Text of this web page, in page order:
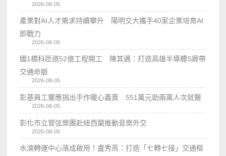
2026-08-05
產業對AI人才需求持續攀升 陽明交大攜手40家企業培育AI
即戰力
2026-08-05
國1橋科匝道52億工程開工 陳其邁：打造高雄半導體S廊帶
交通命脈
2026-08-05
彰基員工響應捐出手作暖心義賣 551萬元助兩萬人次就醫
2026-08-05
彰化市立管弦樂團赴紐西蘭推動音樂外交
2026-08-05
水湳轉運中心落成啟用！盧秀燕：打造「七轉七接」交通樞